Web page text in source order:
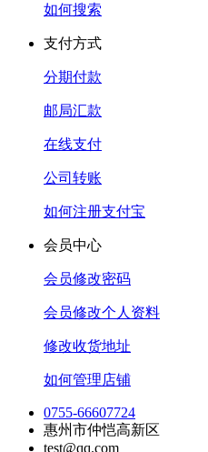
如何搜索
支付方式
分期付款
邮局汇款
在线支付
公司转账
如何注册支付宝
会员中心
会员修改密码
会员修改个人资料
修改收货地址
如何管理店铺
0755-66607724
惠州市仲恺高新区
test@qq.com